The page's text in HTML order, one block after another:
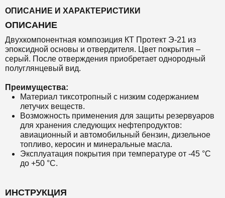
ОПИСАНИЕ И ХАРАКТЕРИСТИКИ
ОПИСАНИЕ
Двухкомпонентная композиция КТ Протект Э-21 из
эпоксидной основы и отвердителя. Цвет покрытия –
серый. После отверждения приобретает однородный
полуглянцевый вид.
Преимущества:
Материал тиксотропный с низким содержанием
летучих веществ.
Возможность применения для защиты резервуаров
для хранения следующих нефтепродуктов:
авиационный и автомобильный бензин, дизельное
топливо, керосин и минеральные масла.
Эксплуатация покрытия при температуре от -45 °С
до +50 °С.
ИНСТРУКЦИЯ